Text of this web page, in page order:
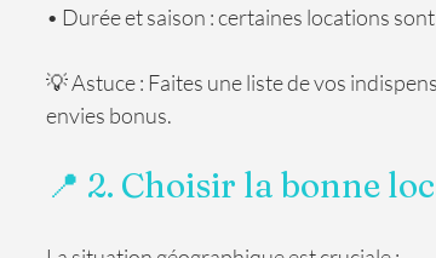
• Durée et saison : certaines locations
💡 Astuce : Faites une liste de vos
envies bonus.
📍 2. Choisir la bonne